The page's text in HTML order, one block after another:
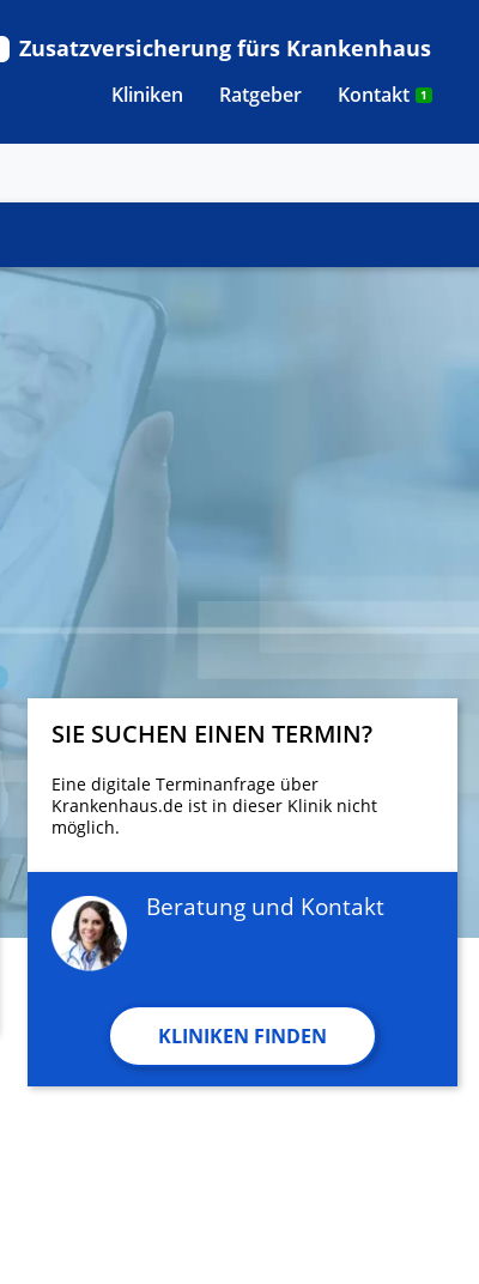
Kliniken
Ratgeber Kontakt 1
Zusatzversicherung fürs Krankenhaus
SIE SUCHEN EINEN TERMIN?
Eine digitale Terminanfrage über
Krankenhaus.de ist in dieser Klinik nicht
möglich.
Beratung und Kontakt
KLINIKEN FINDEN